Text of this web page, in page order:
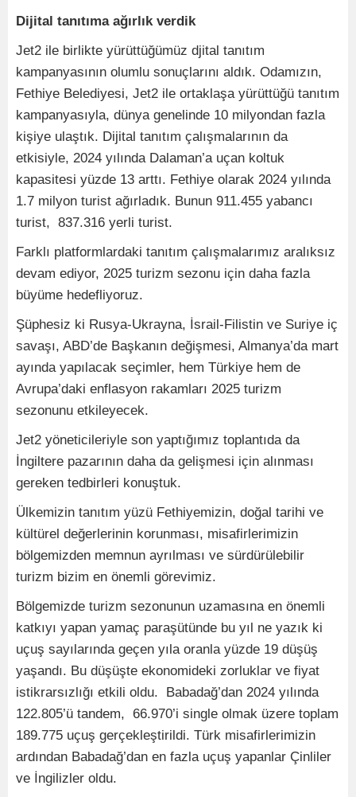
Dijital tanıtıma ağırlık verdik
Jet2 ile birlikte yürüttüğümüz djital tanıtım
kampanyasının olumlu sonuçlarını aldık. Odamızın,
Fethiye Belediyesi, Jet2 ile ortaklaşa yürüttüğü tanıtım
kampanyasıyla, dünya genelinde 10 milyondan fazla
kişiye ulaştık. Dijital tanıtım çalışmalarının da
etkisiyle, 2024 yılında Dalaman’a uçan koltuk
kapasitesi yüzde 13 arttı. Fethiye olarak 2024 yılında
1.7 milyon turist ağırladık. Bunun 911.455 yabancı
turist, 837.316 yerli turist.
Farklı platformlardaki tanıtım çalışmalarımız aralıksız
devam ediyor, 2025 turizm sezonu için daha fazla
büyüme hedefliyoruz.
Şüphesiz ki Rusya-Ukrayna, İsrail-Filistin ve Suriye iç
savaşı, ABD’de Başkanın değişmesi, Almanya’da mart
ayında yapılacak seçimler, hem Türkiye hem de
Avrupa’daki enflasyon rakamları 2025 turizm
sezonunu etkileyecek.
Jet2 yöneticileriyle son yaptığımız toplantıda da
İngiltere pazarının daha da gelişmesi için alınması
gereken tedbirleri konuştuk.
Ülkemizin tanıtım yüzü Fethiyemizin, doğal tarihi ve
kültürel değerlerinin korunması, misafirlerimizin
bölgemizden memnun ayrılması ve sürdürülebilir
turizm bizim en önemli görevimiz.
Bölgemizde turizm sezonunun uzamasına en önemli
katkıyı yapan yamaç paraşütünde bu yıl ne yazık ki
uçuş sayılarında geçen yıla oranla yüzde 19 düşüş
yaşandı. Bu düşüşte ekonomideki zorluklar ve fiyat
istikrarsızlığı etkili oldu. Babadağ’dan 2024 yılında
122.805’ü tandem, 66.970’i single olmak üzere toplam
189.775 uçuş gerçekleştirildi. Türk misafirlerimizin
ardından Babadağ’dan en fazla uçuş yapanlar Çinliler
ve İngilizler oldu.